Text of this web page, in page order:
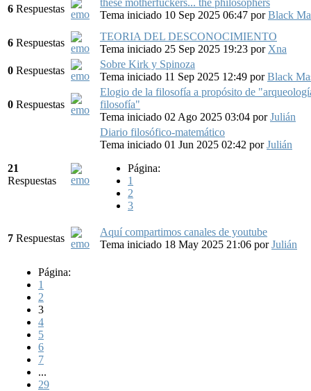
6 Respuestas
Tema iniciado 10 Sep 2025 06:47 porBlack
6 Respuestas
TEORIA DEL DESCONOCIMIENTO
Tema iniciado 25 Sep 2025 19:23 por Xna
0 Respuestas
Sobre Kirk y Spinoza
Tema iniciado 11 Sep 2025 12:49 porBlack
0 Respuestas
Elogio de la filosofía a propósito de
filosofía"
Tema iniciado 02 Ago 2025 03:04 porJulián
21
Respuestas
Diario filosófico-matemático
Tema iniciado 01 Jun 2025 02:42 porJulián
Página:
1
2
3
7 Respuestas
Aquí compartimos canales de youtube
Tema iniciado 18 May 2025 21:06 porJulián
Página:
1
2
3
4
5
6
7
...
29